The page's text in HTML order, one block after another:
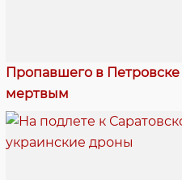
Пропавшего в
мертвым